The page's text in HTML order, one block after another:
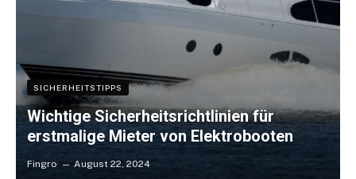
SICHERHEITSTIPPS
Wichtige Sicherheitsrichtlinien für
erstmalige Mieter von Elektrobooten
Fingro August 22, 2024